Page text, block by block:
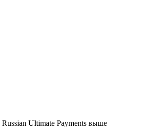
Russian Ultimate Payments выше